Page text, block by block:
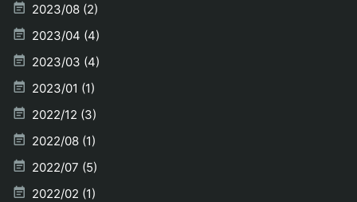
2023/08 (2)
2023/04 (4)
2023/03 (4)
2023/01 (1)
2022/12 (3)
2022/08 (1)
2022/07 (5)
2022/02 (1)